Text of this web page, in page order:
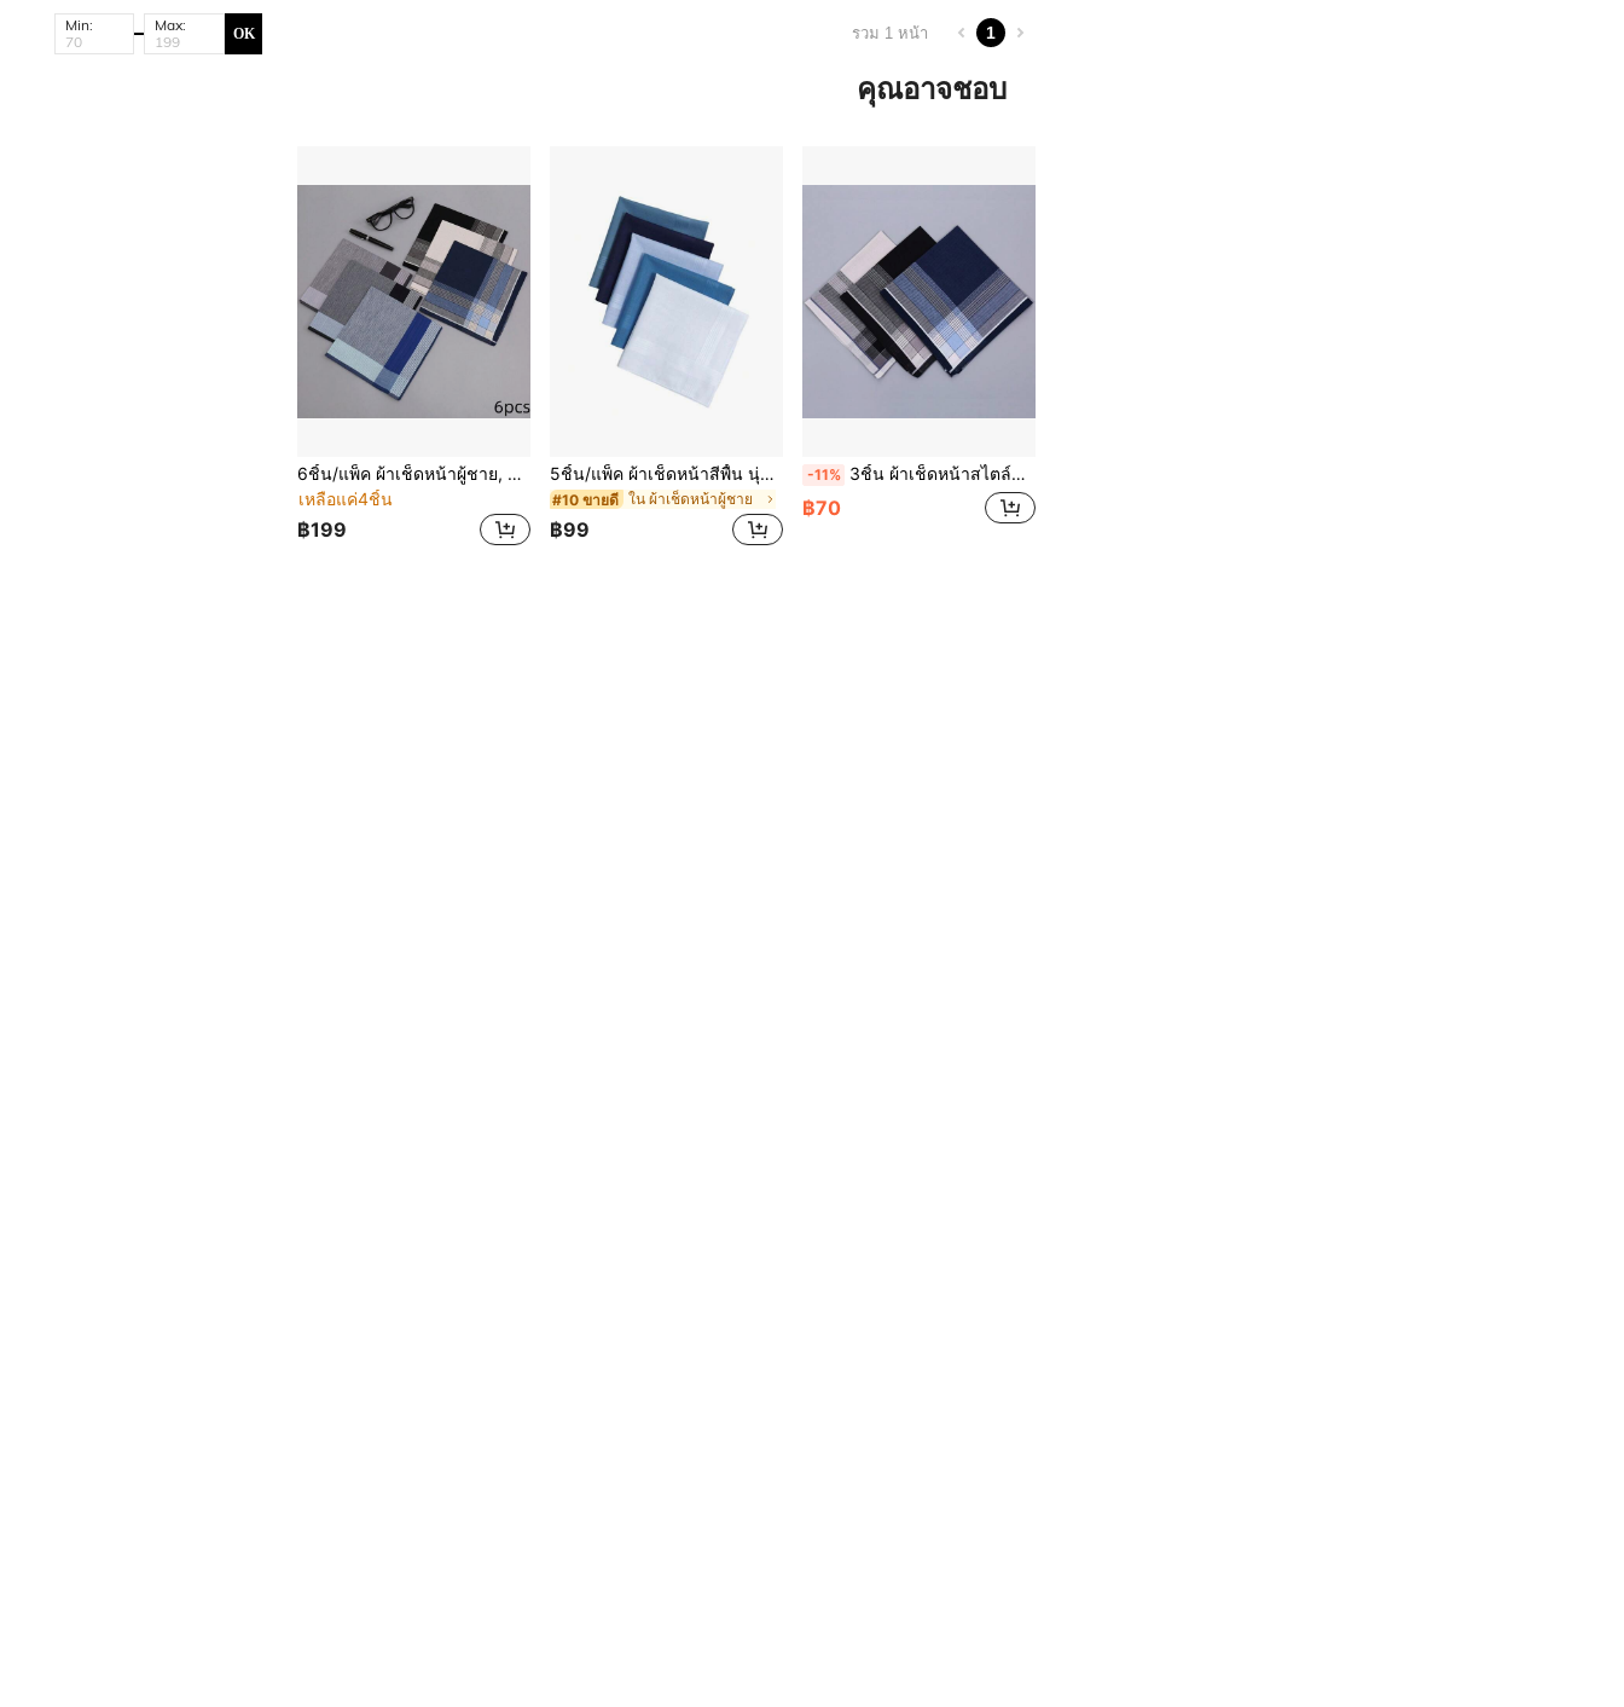
Min: Max: OK รวม 1 หน้า 1
คุณอาจชอบ
6ชิ้น/แพ็ค ผ้าเช็ดหน้าผู้ชาย, ผ้าเช็ดหน้าลายตารางสีบล็อก, ผ้าเช็ดมือขนาดใหญ่บางซับน้ำ, ผ้าเช็ดหน้าสูทสุภาพบุรุษ, ของขวัญงานแต่งงาน/วันพ่อ, อุปกรณ์เสริม
เหลือแค่4ชิ้น
฿199
5ชิ้น/แพ็ค ผ้าเช็ดหน้าสีพื้น นุ่ม น้ำหนักเบา พกพาสะดวก ดูดซับน้ำ สำหรับผู้ชาย กิจกรรมกลางแจ้ง กีฬา งานแต่งงาน อุปกรณ์เสริม
#10 ขายดี ใน ผ้าเช็ดหน้าผู้ชาย
฿99
-11% 3ชิ้น ผ้าเช็ดหน้าสไตล์วินเทจ, นุ่มและซึมซับได้ดี เหมาะสำหรับการใช้งานประจำวัน เป็นผ้าเช็ดคอหรือผ้าเช็ดหน้าสำหรับสุภาพบุรุษ
฿70